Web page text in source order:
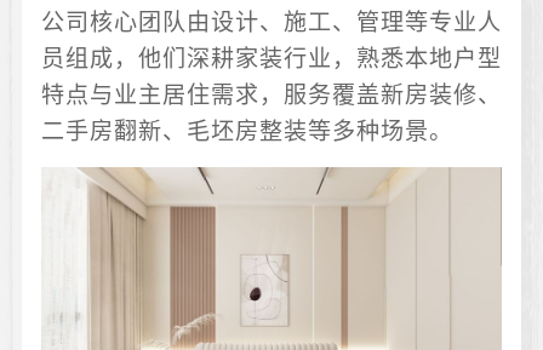
公司核心团队由设计、施工、管理等专业人
员组成，他们深耕家装行业，熟悉本地户型
特点与业主居住需求，服务覆盖新房装修、
二手房翻新、毛坯房整装等多种场景。